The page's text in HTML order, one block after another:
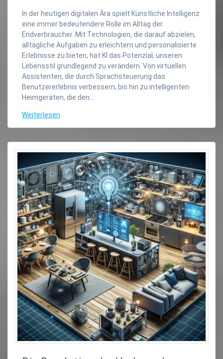
In der heutigen digitalen Ära spielt Künstliche Intelligenz
eine immer bedeutendere Rolle im Alltag der
Endverbraucher. Mit Technologien, die darauf abzielen,
alltägliche Aufgaben zu erleichtern und personalisierte
Erlebnisse zu bieten, hat KI das Potenzial, unseren
Lebensstil grundlegend zu verändern. Von virtuellen
Assistenten, die durch Sprachsteuerung das
Benutzererlebnis verbessern, bis hin zu intelligenten
Heimgeräten, die den…
Weiterlesen